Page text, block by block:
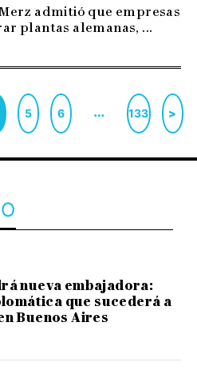
admitió que empresas
plantas alemanas, ...
5 6 … 133 >
nueva embajadora:
que sucederá a
Buenos Aires